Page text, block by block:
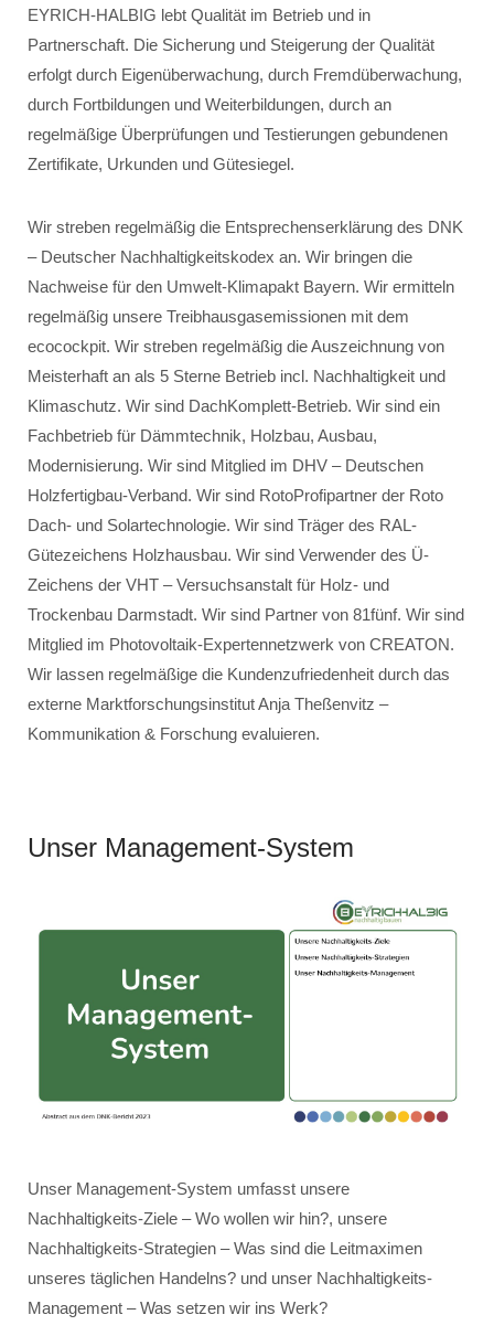
EYRICH-HALBIG lebt Qualität im Betrieb und in
Partnerschaft. Die Sicherung und Steigerung der Qualität
erfolgt durch Eigenüberwachung, durch Fremdüberwachung,
durch Fortbildungen und Weiterbildungen, durch an
regelmäßige Überprüfungen und Testierungen gebundenen
Zertifikate, Urkunden und Gütesiegel.
Wir streben regelmäßig die Entsprechenserklärung des DNK
– Deutscher Nachhaltigkeitskodex an. Wir bringen die
Nachweise für den Umwelt-Klimapakt Bayern. Wir ermitteln
regelmäßig unsere Treibhausgasemissionen mit dem
ecocockpit. Wir streben regelmäßig die Auszeichnung von
Meisterhaft an als 5 Sterne Betrieb incl. Nachhaltigkeit und
Klimaschutz. Wir sind DachKomplett-Betrieb. Wir sind ein
Fachbetrieb für Dämmtechnik, Holzbau, Ausbau,
Modernisierung. Wir sind Mitglied im DHV – Deutschen
Holzfertigbau-Verband. Wir sind RotoProfipartner der Roto
Dach- und Solartechnologie. Wir sind Träger des RAL-
Gütezeichens Holzhausbau. Wir sind Verwender des Ü-
Zeichens der VHT – Versuchsanstalt für Holz- und
Trockenbau Darmstadt. Wir sind Partner von 81fünf. Wir sind
Mitglied im Photovoltaik-Expertennetzwerk von CREATON.
Wir lassen regelmäßige die Kundenzufriedenheit durch das
externe Marktforschungsinstitut Anja Theßenvitz –
Kommunikation & Forschung evaluieren.
Unser Management-System
Unser Management-System umfasst unsere
Nachhaltigkeits-Ziele – Wo wollen wir hin?, unsere
Nachhaltigkeits-Strategien – Was sind die Leitmaximen
unseres täglichen Handelns? und unser Nachhaltigkeits-
Management – Was setzen wir ins Werk?